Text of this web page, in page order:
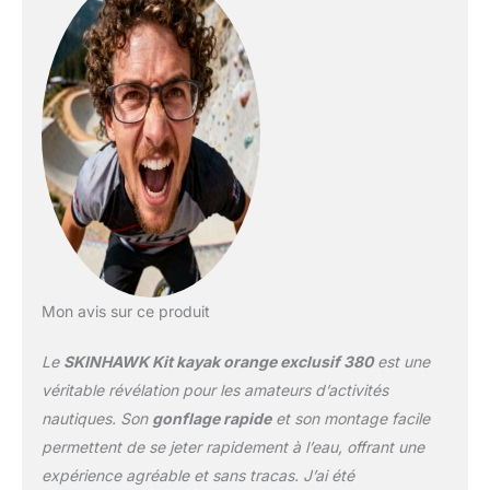
kayaks tubulaires
ordinaires sur le marché
Dispose de trois
chambres à air haute
pression.
Mon avis sur ce produit
Le SKINHAWK Kit kayak orange exclusif 380est une
véritable révélation pour les amateurs d’activités
nautiques. Son gonflage rapideet son montage facile
permettent de se jeter rapidement à l’eau, offrant une
expérience agréable et sans tracas. J’ai été